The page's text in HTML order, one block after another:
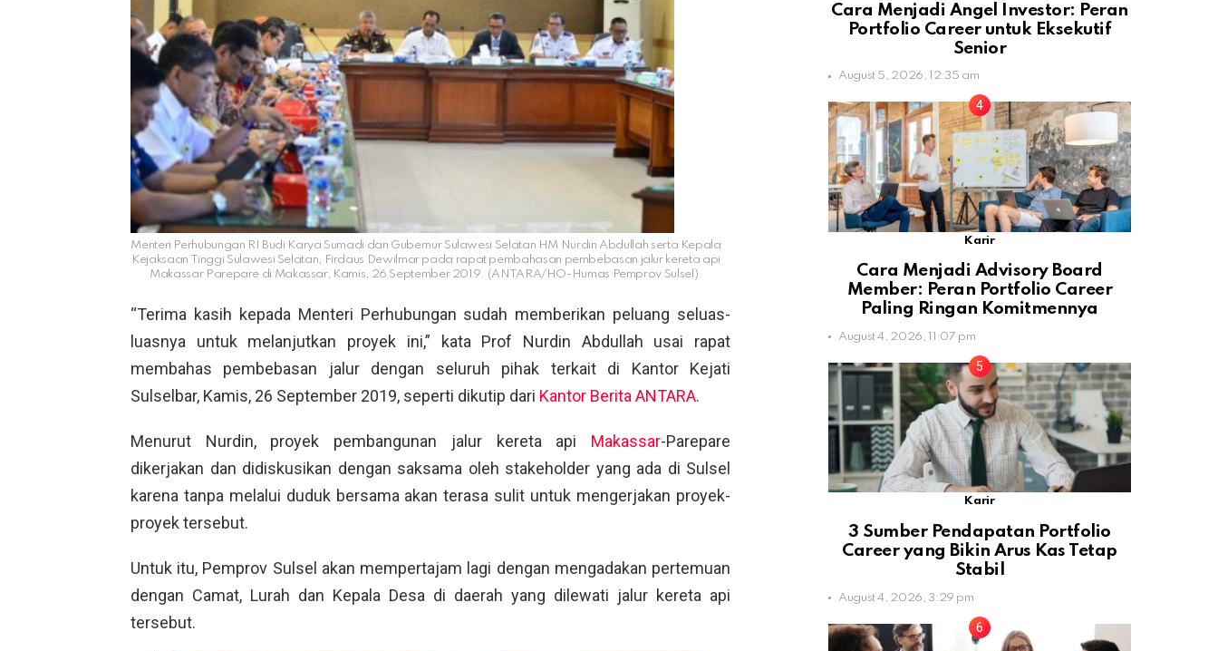
Menteri Perhubungan RI Budi Karya Sumadi dan Gubernur Sulawesi Selatan HM Nurdin Abdullah serta Kepala
Kejaksaan Tinggi Sulawesi Selatan, Firdaus Dewilmar pada rapat pembahasan pembebasan jalur kereta api
Makassar Parepare di Makassar, Kamis, 26 September 2019. (ANTARA/HO-Humas Pemprov Sulsel).
“Terima kasih kepada Menteri Perhubungan sudah memberikan peluang seluas-
luasnya untuk melanjutkan proyek ini,” kata Prof Nurdin Abdullah usai rapat
membahas pembebasan jalur dengan seluruh pihak terkait di Kantor Kejati
Sulselbar, Kamis, 26 September 2019, seperti dikutip dari Kantor Berita ANTARA.
Menurut Nurdin, proyek pembangunan jalur kereta api Makassar-Parepare
dikerjakan dan didiskusikan dengan saksama oleh stakeholder yang ada di Sulsel
karena tanpa melalui duduk bersama akan terasa sulit untuk mengerjakan proyek-
proyek tersebut.
Untuk itu, Pemprov Sulsel akan mempertajam lagi dengan mengadakan pertemuan
dengan Camat, Lurah dan Kepala Desa di daerah yang dilewati jalur kereta api
tersebut.
Cara Menjadi Angel Investor: Peran
Portfolio Career untuk Eksekutif
Senior
August 5, 2026, 12:35 am
Karir
Cara Menjadi Advisory Board
Member: Peran Portfolio Career
Paling Ringan Komitmennya
August 4, 2026, 11:07 pm
Karir
3 Sumber Pendapatan Portfolio
Career yang Bikin Arus Kas Tetap
Stabil
August 4, 2026, 3:29 pm